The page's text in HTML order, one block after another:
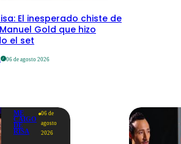
El inesperado chiste de
Gold que hizo
el set
06 de agosto 2026
ME
CAIGO
DE
RISA
06 de
agosto
2026